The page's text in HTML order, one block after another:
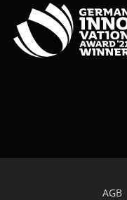
AGB